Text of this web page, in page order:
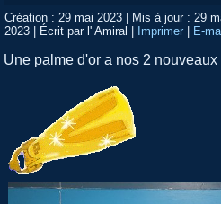
Création : 29 mai 2023 Mis à jour : 29
2023
Écrit par l' Amiral Imprimer E-
Une palme d'or a nos 2